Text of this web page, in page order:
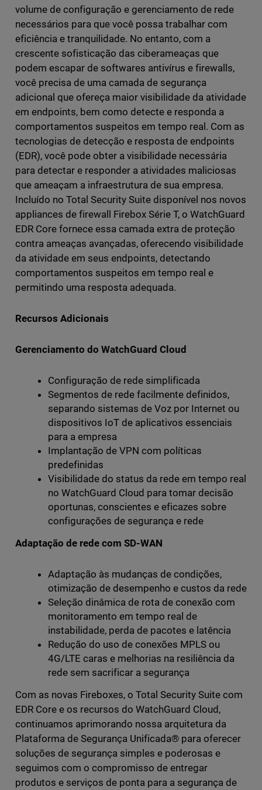
volume de configuração e gerenciamento de rede
necessários para que você possa trabalhar com
eficiência e tranquilidade. No entanto, com a
crescente sofisticação das ciberameaças que
podem escapar de softwares antivírus e firewalls,
você precisa de uma camada de segurança
adicional que ofereça maior visibilidade da atividade
em endpoints, bem como detecte e responda a
comportamentos suspeitos em tempo real. Com as
tecnologias de detecção e resposta de endpoints
(EDR), você pode obter a visibilidade necessária
para detectar e responder a atividades maliciosas
que ameaçam a infraestrutura de sua empresa.
Incluído no Total Security Suite disponível nos novos
appliances de firewall Firebox Série T, o WatchGuard
EDR Core fornece essa camada extra de proteção
contra ameaças avançadas, oferecendo visibilidade
da atividade em seus endpoints, detectando
comportamentos suspeitos em tempo real e
permitindo uma resposta adequada.
Recursos Adicionais
Gerenciamento do WatchGuard Cloud
Configuração de rede simplificada
Segmentos de rede facilmente definidos,
separando sistemas de Voz por Internet ou
dispositivos IoT de aplicativos essenciais
para a empresa
Implantação de VPN com políticas
predefinidas
Visibilidade do status da rede em tempo real
no WatchGuard Cloud para tomar decisão
oportunas, conscientes e eficazes sobre
configurações de segurança e rede
Adaptação de rede com SD-WAN
Adaptação às mudanças de condições,
otimização de desempenho e custos da rede
Seleção dinâmica de rota de conexão com
monitoramento em tempo real de
instabilidade, perda de pacotes e latência
Redução do uso de conexões MPLS ou
4G/LTE caras e melhorias na resiliência da
rede sem sacrificar a segurança
Com as novas Fireboxes, o Total Security Suite com
EDR Core e os recursos do WatchGuard Cloud,
continuamos aprimorando nossa arquitetura da
Plataforma de Segurança Unificada® para oferecer
soluções de segurança simples e poderosas e
seguimos com o compromisso de entregar
produtos e serviços de ponta para a segurança de